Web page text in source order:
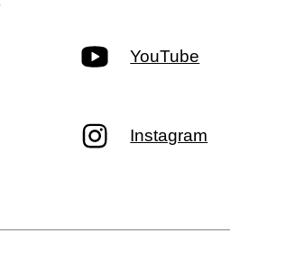
YouTube
Instagram